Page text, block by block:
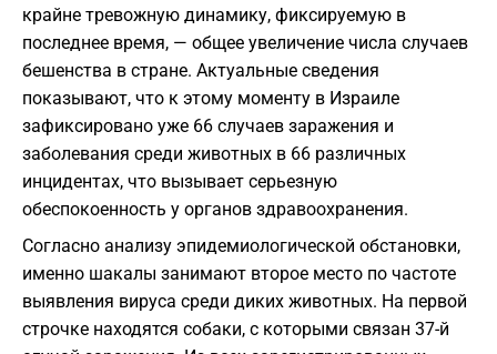
крайне тревожную динамику, фиксируемую в
последнее время, — общее увеличение числа случаев
бешенства в стране. Актуальные сведения
показывают, что к этому моменту в Израиле
зафиксировано уже 66 случаев заражения и
заболевания среди животных в 66 различных
инцидентах, что вызывает серьезную
обеспокоенность у органов здравоохранения.
Согласно анализу эпидемиологической обстановки,
именно шакалы занимают второе место по частоте
выявления вируса среди диких животных. На первой
строчке находятся собаки, с которыми связан 37-й